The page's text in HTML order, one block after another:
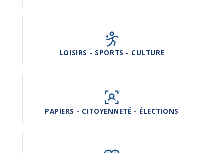
LOISIRS - SPORTS - CULTURE
PAPIERS - CITOYENNETÉ - ÉLECTIONS